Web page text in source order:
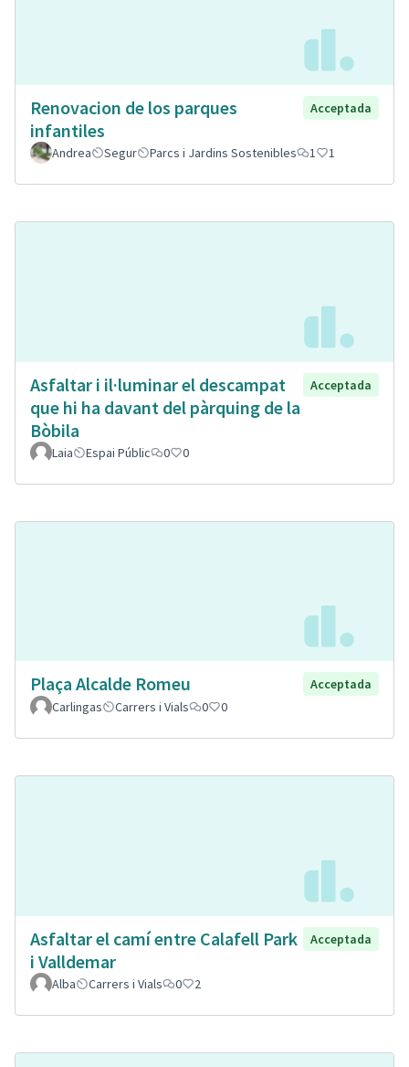
Renovacion de los parques
infantiles
Acceptada
Andrea Segur Parcs i Jardins Sostenibles 1 1
Asfaltar i il·luminar el descampat
que hi ha davant del pàrquing de la
Bòbila
Acceptada
Laia Espai Públic 0 0
Plaça Alcalde Romeu
Acceptada
Carlingas
Carrers i Vials 0 0
Asfaltar el camí entre Calafell Park
i Valldemar
Acceptada
Alba Carrers i Vials 0 2